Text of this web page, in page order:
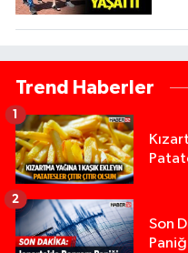
Trend Haberler
1
Son
2